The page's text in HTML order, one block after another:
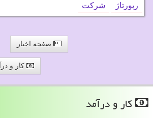
رپورتاژ
شركت
صفحه اخبار
کار و
كار و درآمد